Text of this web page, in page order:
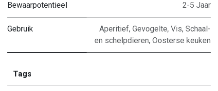
Bewaarpotentieel 2-5 Jaar
Gebruik Aperitief, Gevogelte, Vis, Schaal-
en schelpdieren, Oosterse keuken
Tags